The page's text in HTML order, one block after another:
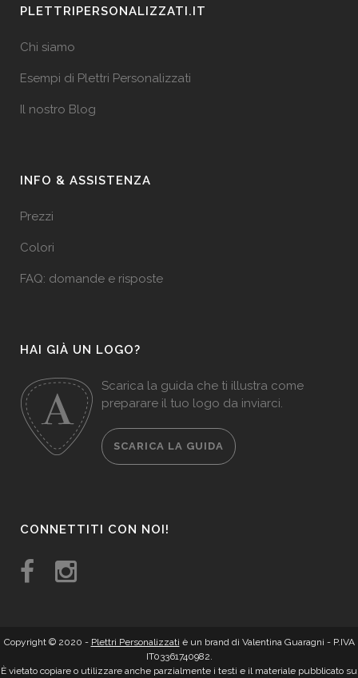
PLETTRIPERSONALIZZATI.IT
Chi siamo
Esempi di Plettri Personalizzati
Il nostro Blog
INFO & ASSISTENZA
Prezzi
Colori
FAQ: domande e risposte
HAI GIÀ UN LOGO?
Scarica la guida che ti illustra come
preparare il tuo logo da inviarci.
SCARICA LA GUIDA
CONNETTITI CON NOI!
Copyright © 2020 - Plettri Personalizzati è un brand di Valentina Guaragni - P.IVA
IT03361740982.
È vietato copiare o utilizzare anche parzialmente i testi e il materiale pubblicato su